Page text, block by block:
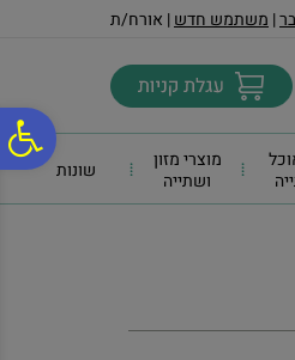
נגישות
אתר
המרכזי
| משתמש חדש| אורח/ת
מוצרי מזון
ושתייה
שונות